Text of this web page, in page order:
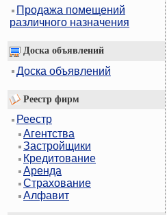
Продажа помещений
различного назначения
Доска объявлений
Доска объявлений
Реестр фирм
Реестр
Агентства
Застройщики
Кредитование
Аренда
Страхование
Алфавит